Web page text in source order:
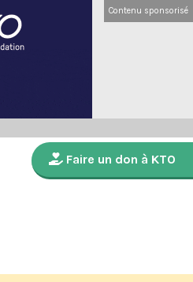
Contenu sponsorisé
Faire un don à KTO